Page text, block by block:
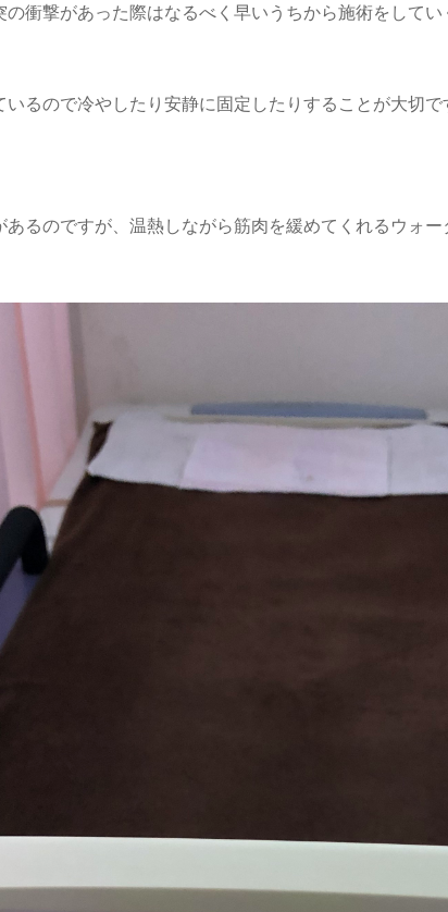
衝撃があった際はなるべく早いうちから施術をしてい
るので冷やしたり安静に固定したりすることが大切
るのですが、温熱しながら筋肉を緩めてくれるウォ